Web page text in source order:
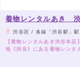
着物レンタルあき
渋谷区 / 各線「渋谷駅」駅直結マークシティー「ショッピングアベニュー出口」より徒
【着物レンタルあき渋谷本
地《渋谷》にある着物レンタ